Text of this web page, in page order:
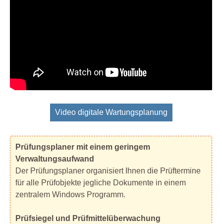
Video digitale Wartungsplanung
Prüfungsplaner mit einem geringem
Verwaltungsaufwand
Der Prüfungsplaner organisiert Ihnen die Prüftermine
für alle Prüfobjekte jegliche Dokumente in einem
zentralem Windows Programm.
Prüfsiegel und Prüfmittelüberwachung